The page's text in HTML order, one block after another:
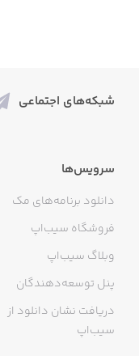
شبکه‌های اجتماعی
سرویس‌ها
دانلود برنامه‌های مک
فروشگاه سیب‌اپ
وبلاگ سیب‌اپ
پنل توسعه‌دهندگان
دریافت نشان دانلود از
سیب‌اپ